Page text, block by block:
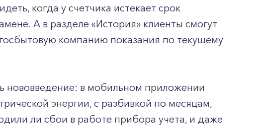
когда у счетчика истекает срок
А в разделе «История» клиенты смогут
компанию показания по текущему
нововведение: в мобильном приложении
энергии, с разбивкой по месяцам,
ли сбои в работе прибора учета, и даже